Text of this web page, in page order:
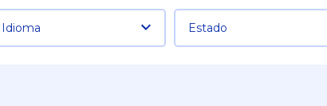
Idioma Estado